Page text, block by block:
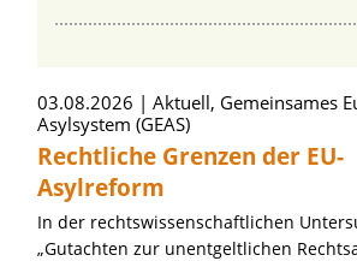
03.08.2026
Aktuell, Gemeinsames
Asylsystem (GEAS)
Rechtliche Grenzen der EU-
Asylreform
In der rechtswissenschaftlichen
„Gutachten zur unentgeltlichen